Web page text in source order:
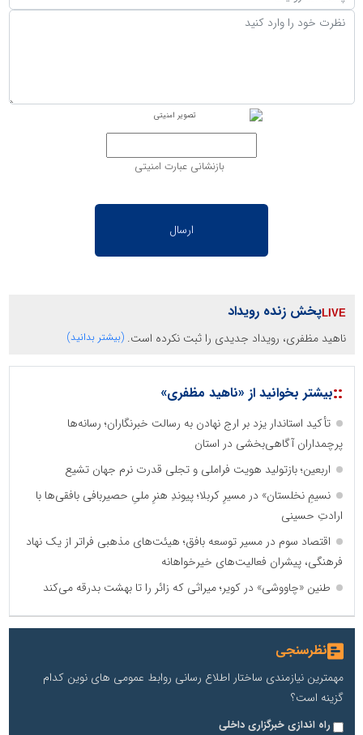
بازنشانی عبارت امنیتی
پخش زنده رویداد
ناهید مظفری، رویداد جدیدی را ثبت نکرده است. (بیشتر بدانید)
::بیشتر بخوانید از «ناهید مظفری»
تأکید استاندار یزد بر ارج نهادن به رسالت خبرنگاران؛ رسانه‌ها
پرچمداران آگاهی‌بخشی در استان
اربعین؛ بازتولید هویت فراملی و تجلی قدرت نرم جهان تشیع
نسیمِ نخلستان» در مسیرِ کربلا؛ پیوندِ هنرِ ملیِ حصیربافی بافقی‌ها با
ارادتِ حسینی
اقتصاد سوم در مسیر توسعه بافق؛ هیئت‌های مذهبی فراتر از یک نهاد
فرهنگی، پیشران فعالیت‌های خیرخواهانه
طنین «چاووشی» در کویر؛ میراثی که زائر را تا بهشت بدرقه می‌کند
نظرسنجی
مهمترین نیازمندی ساختار اطلاع رسانی روابط عمومی های نوین کدام
گزینه است؟
راه اندازی خبرگزاری داخلی